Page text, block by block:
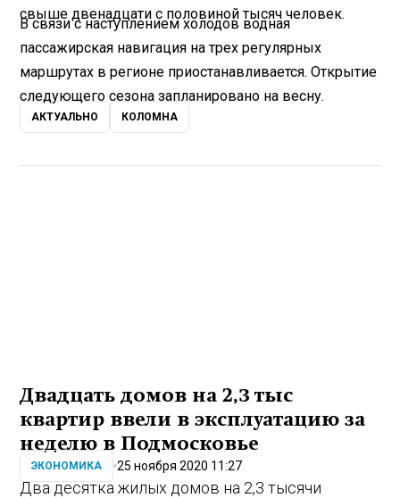
свыше двенадцати с половиной тысяч человек.
В связи с наступлением холодов водная
пассажирская навигация на трех регулярных
маршрутах в регионе приостанавливается. Открытие
следующего сезона запланировано на весну.
АКТУАЛЬНО КОЛОМНА
Двадцать домов на 2,3 тыс
квартир ввели в эксплуатацию за
неделю в Подмосковье
ЭКОНОМИКА 25 ноября 2020 11:27
Два десятка жилых домов на 2,3 тысячи